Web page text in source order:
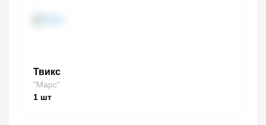
Твикс
"Марс"
1 шт